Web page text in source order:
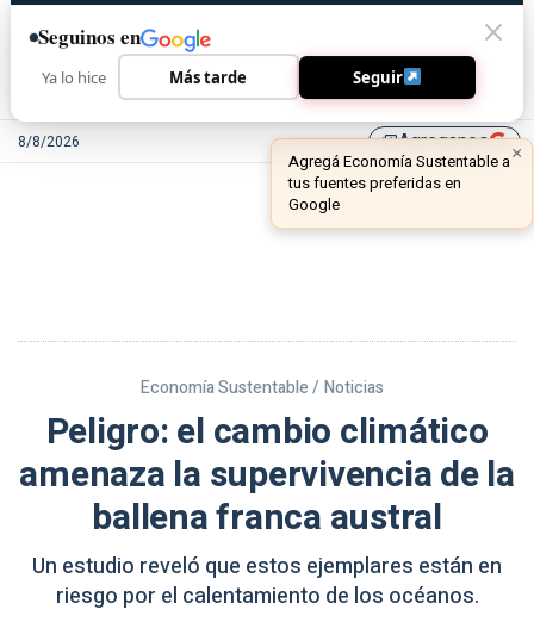
8/8/2026 library_addAgreganos
Economía Sustentable / Noticias
Peligro: el cambio climático
amenaza la supervivencia de la
ballena franca austral
Un estudio reveló que estos ejemplares están en
riesgo por el calentamiento de los océanos.
Seguinos en
Ya lo hice Más tarde Seguir